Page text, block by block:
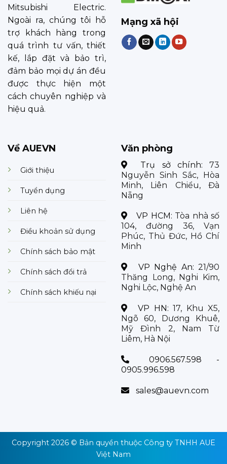
Mitsubishi Electric.
Ngoài ra, chúng tôi hỗ
trợ khách hàng trong
quá trình tư vấn, thiết
kế, lắp đặt và bảo trì,
đảm bảo mọi dự án đều
được thực hiện một
cách chuyên nghiệp và
hiệu quả.
Mạng xã hội
Về AUEVN
Giới thiệu
Tuyển dụng
Liên hệ
Điều khoản sử dụng
Chính sách bảo mật
Chính sách đổi trả
Chính sách khiếu nại
Văn phòng
Trụ sở chính: 73
Nguyễn Sinh Sắc, Hòa
Minh, Liên Chiểu, Đà
Nẵng
VP HCM: Tòa nhà số
104, đường 36, Vạn
Phúc, Thủ Đức, Hồ Chí
Minh
VP Nghệ An: 21/90
Thăng Long, Nghi Kim,
Nghi Lộc, Nghệ An
VP HN:17, Khu X5,
Ngõ 60, Dương Khuê,
Mỹ Đình 2, Nam Từ
Liêm, Hà Nội
0906.567.598 -
0905.996.598
sales@auevn.com
Copyright 2026 © Bản quyền thuộc Công ty TNHH AUE
Việt Nam